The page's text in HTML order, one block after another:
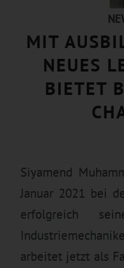
MIT
NEUES
BIETET
Siyamend
Januar 2021 bei
erfolgreich
arbeitet jetzt als